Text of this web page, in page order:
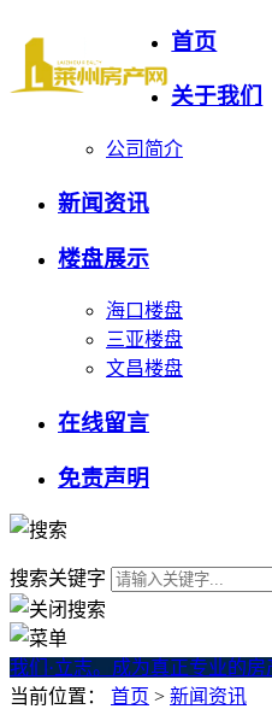
首页
关于我们
公司简介
新闻资讯
楼盘展示
海口楼盘
三亚楼盘
文昌楼盘
在线留言
免责声明
搜索关键字
我们·立志。成为真正专业的房
当前位置： 首页 > 新闻资讯